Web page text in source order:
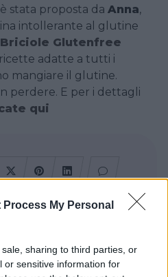
Process My Personal
sharing to third parties, or
or sensitive information for
stata proposta da Anna,
intollerante al glutine
Briciole Glutenfree
adatte a tutti i
mangiare il glutine.
perdere. E per i dettagli
qui